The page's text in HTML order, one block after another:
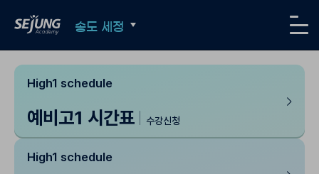
SEJUNG Academy
송도 세정 메뉴
High1 schedule
예비고1 시간표 수강신청
High1 schedule